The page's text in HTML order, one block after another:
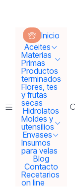
Inicio
Aceites
Materias
Primas
Productos
terminados
Flores, tes
y frutas
secas
Hidrolatos
Moldes y
utensilios
Envases
Insumos
para velas
Blog
Contacto
Recetarios
on line
Inicio